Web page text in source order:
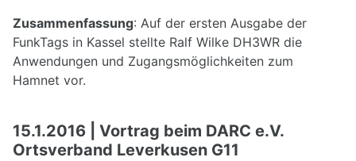
Zusammenfassung: Auf der ersten Ausgabe der
FunkTags in Kassel stellte Ralf Wilke DH3WR die
Anwendungen und Zugangsmöglichkeiten zum
Hamnet vor.
15.1.2016 | Vortrag beim DARC e.V.
Ortsverband Leverkusen G11